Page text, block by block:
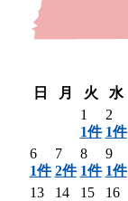
日
月 火 水
1
1件
2
1件
6
1件
7
2件
8
1件
9
1件
13
14
15
16